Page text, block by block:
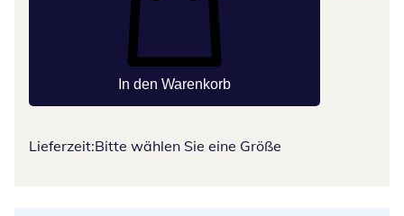
In den Warenkorb
Lieferzeit:Bitte wählen Sie eine Größe